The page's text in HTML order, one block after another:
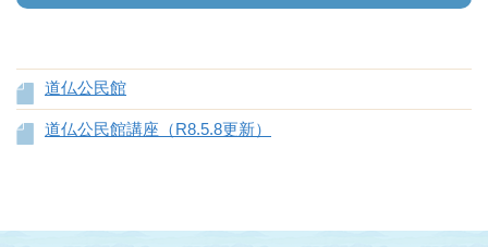
道仏公民館
道仏公民館講座（R8.5.8更新）